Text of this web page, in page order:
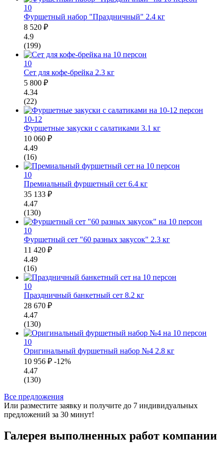
10
Фуршетный набор "Праздничный" 2.4 кг
8 520 ₽
4.9
(199)
10
Сет для кофе-брейка 2.3 кг
5 800 ₽
4.34
(22)
10-12
Фуршетные закуски с салатиками 3.1 кг
10 060 ₽
4.49
(16)
10
Премиальный фуршетный сет 6.4 кг
35 133 ₽
4.47
(130)
10
Фуршетный сет "60 разных закусок" 2.3 кг
11 420 ₽
4.49
(16)
10
Праздничный банкетный сет 8.2 кг
28 670 ₽
4.47
(130)
10
Оригинальный фуршетный набор №4 2.8 кг
10 956 ₽ -12%
4.47
(130)
Все предложения
Или разместите заявку и получите до 7 индивидуальных
предложений за 30 минут!
Галерея выполненных работ компании